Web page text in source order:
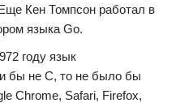
Кен Томпсон работал в
языка Go.
году язык
бы не С, то не было бы
Chrome, Safari, Firefox,